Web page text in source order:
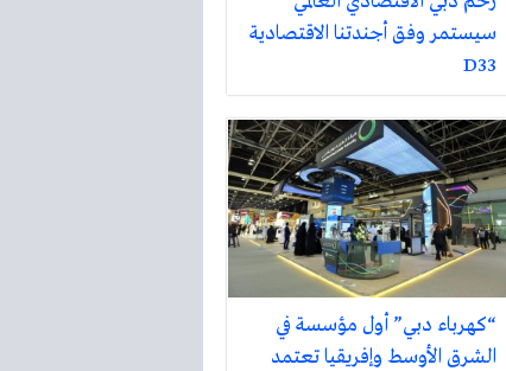
سيستمر وفق أجندتنا الاقتصادية
D33
“كهرباء دبي” أول مؤسسة في
الشرق الأوسط وإفريقيا تعتمد